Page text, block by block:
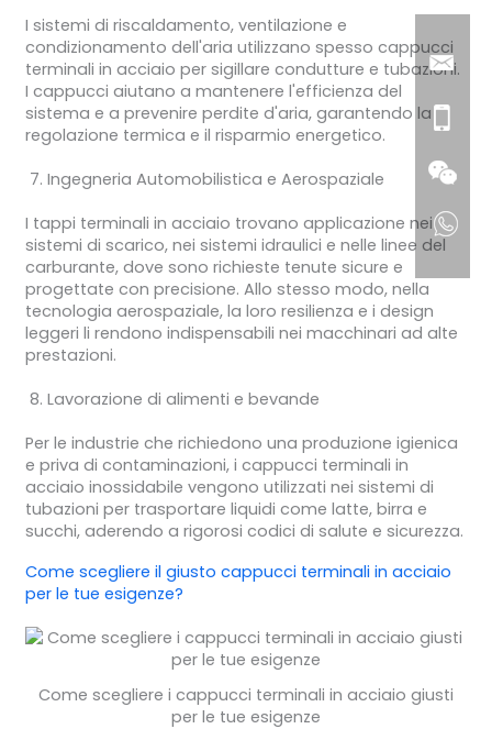
I sistemi di riscaldamento, ventilazione e
condizionamento dell'aria utilizzano spesso cappucci
terminali in acciaio per sigillare condutture e tubazioni.
I cappucci aiutano a mantenere l'efficienza del
sistema e a prevenire perdite d'aria, garantendo la
regolazione termica e il risparmio energetico.
Ingegneria Automobilistica e Aerospaziale
I tappi terminali in acciaio trovano applicazione nei
sistemi di scarico, nei sistemi idraulici e nelle linee del
carburante, dove sono richieste tenute sicure e
progettate con precisione. Allo stesso modo, nella
tecnologia aerospaziale, la loro resilienza e i design
leggeri li rendono indispensabili nei macchinari ad alte
prestazioni.
Lavorazione di alimenti e bevande
Per le industrie che richiedono una produzione igienica
e priva di contaminazioni, i cappucci terminali in
acciaio inossidabile vengono utilizzati nei sistemi di
tubazioni per trasportare liquidi come latte, birra e
succhi, aderendo a rigorosi codici di salute e sicurezza.
Come scegliere il giusto cappucci terminali in acciaio
per le tue esigenze?
Come scegliere i cappucci terminali in acciaio giusti
per le tue esigenze